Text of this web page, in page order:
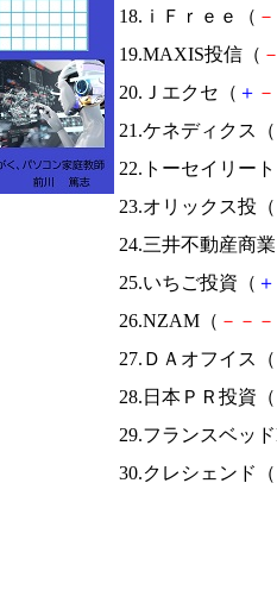
18.ｉＦｒｅｅ（ －
19.MAXIS投信（
20.Ｊエクセ（ ＋ －
21.ケネディクス（
22.トーセイリー
23.オリックス投（
24.三井不動産商
25.いちご投資（ ＋
26.NZAM（ － － －
27.ＤＡオフイス（
28.日本ＰＲ投資（
29.フランスベッ
30.クレシェンド（